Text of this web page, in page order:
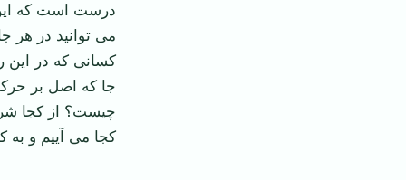
می توانید در هر
کسانی که در این
جا که اصل بر
چیست؟ از کجا
کجا می آییم و به